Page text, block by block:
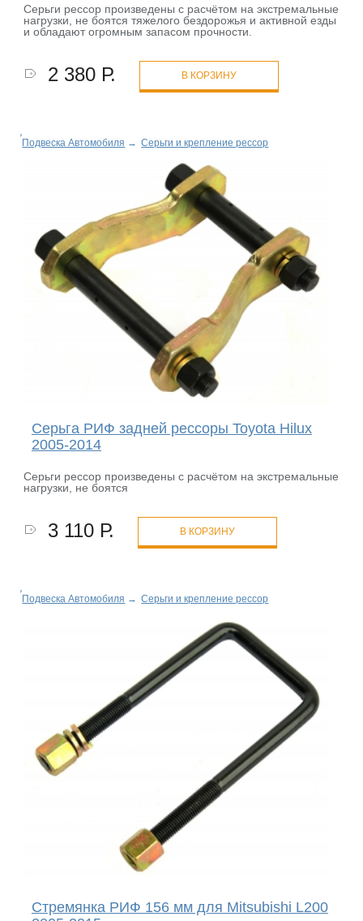
Серьги рессор произведены с расчётом на экстремальные
нагрузки, не боятся тяжелого бездорожья и активной езды
и обладают огромным запасом прочности.
2 380 Р. В КОРЗИНУ
Подвеска Автомобиля → Серьги и крепление рессор
Серьга РИФ задней рессоры Toyota Hilux
2005-2014
Серьги рессор произведены с расчётом на экстремальные
нагрузки, не боятся
3 110 Р. В КОРЗИНУ
Подвеска Автомобиля → Серьги и крепление рессор
Стремянка РИФ 156 мм для Mitsubishi L200